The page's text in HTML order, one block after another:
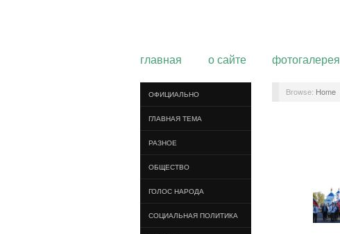
главная о сайте фотогалерея
ОФИЦИАЛЬНО
ГЛАВНАЯ ТЕМА
РАЗНОЕ
ОБЩЕСТВО
ГОЛОС НАРОДА
СОЦИАЛЬНАЯ ПОЛИТИКА
Browse: Home